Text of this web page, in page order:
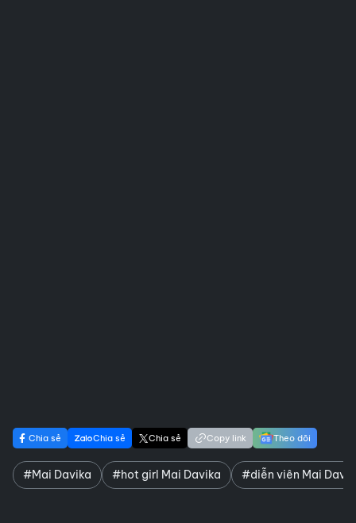
Chia sẻ Chia sẻ Chia sẻ Copy link Theo dõi
#Mai Davika #hot girl Mai Davika #diễn viên Mai